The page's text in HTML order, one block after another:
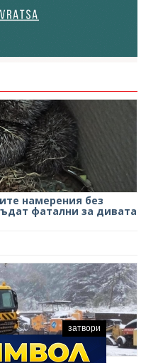
намерения без
фатални за дивата
затвори